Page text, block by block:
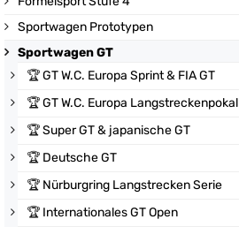
Sportwagen Prototypen
Sportwagen GT
🏆GT W.C. Europa Sprint & FIA GT
🏆GT W.C. Europa Langstreckenpokal
🏆Super GT & japanische GT
🏆 Deutsche GT
🏆 Nürburgring Langstrecken Serie
🏆 Internationales GT Open